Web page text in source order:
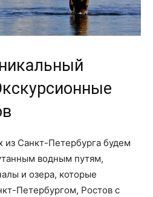
из Санкт-Петербурга будем
водным путям,
и озера, которые
Петербургом, Ростов с